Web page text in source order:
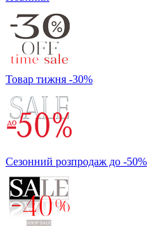
Товар тижня -30%
Сезонний розпродаж до -50%